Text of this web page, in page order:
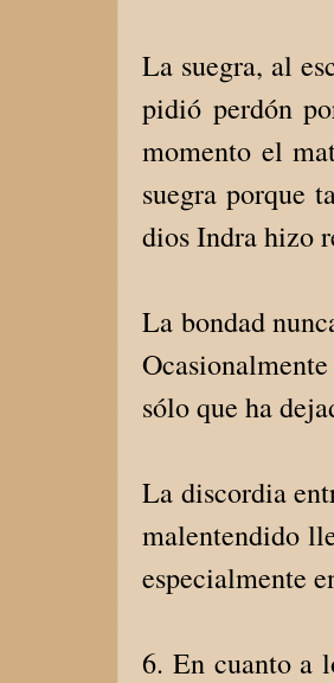
La suegra, al
pidió perdón
momento el
suegra porque
dios Indra hizo
La bondad
sólo que ha
La discordia
malentendido
especialmente
6. En cuanto a